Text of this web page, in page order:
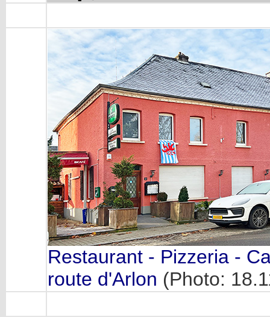
Restaurant - Pizzeria -
route d'Arlon (Photo: